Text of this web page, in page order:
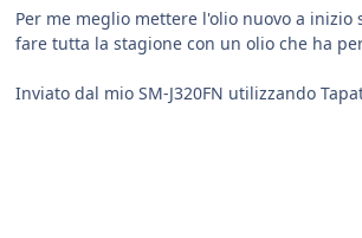
Per me meglio mettere l'olio nuovo a
fare tutta la stagione con un olio che ha
Inviato dal mio SM-J320FN utilizzando